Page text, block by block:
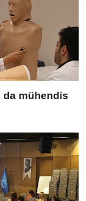
mühendis